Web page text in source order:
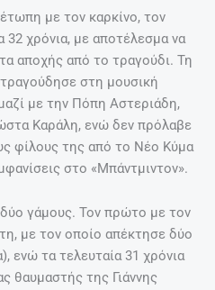
με τον καρκίνο, τον
32 χρόνια, με αποτέλεσμα να
αποχής από το τραγούδι. Τη
στη μουσική
με την Πόπη Αστεριάδη,
Καράλη, ενώ δεν πρόλαβε
φίλους της από το Νέο Κύµα
στο «Μπάντµιντον».
γάµους. Τον πρώτο µε τον
µε τον οποίο απέκτησε δύο
ενώ τα τελευταία 31 χρόνια
θαυμαστής της Γιάννης